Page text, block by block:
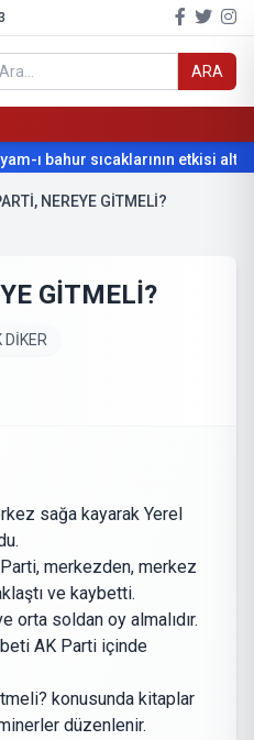
ARA
ı bahur sıcaklarının etkisi
NEREYE GİTMELİ?
GİTMELİ?
DİKER
sağa kayarak Yerel
merkezden, merkez
ve kaybetti.
orta soldan oy almalıdır.
AK Parti içinde
konusunda kitaplar
düzenlenir.